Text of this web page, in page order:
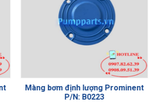
Prominent
Màng bơm định lượng
P/N: C07042